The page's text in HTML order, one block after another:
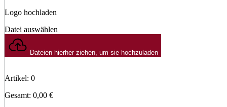
Logo hochladen
Datei auswählen
Dateien hierher ziehen, um sie hochzuladen
Artikel: 0
Gesamt: 0,00 €